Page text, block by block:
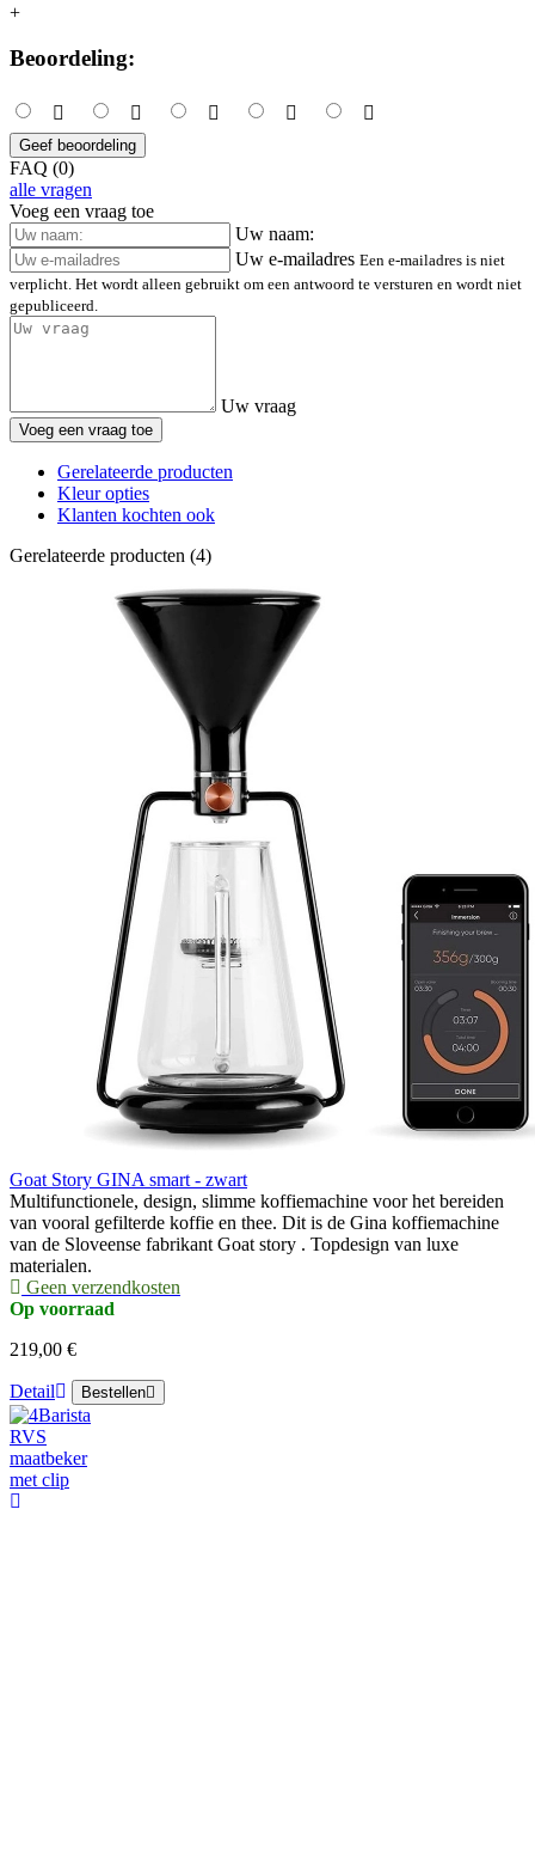
+
Beoordeling:
Geef beoordeling
FAQ (0)
alle vragen
Voeg een vraag toe
Uw naam:
Uw e-mailadres Een e-mailadres is niet
verplicht. Het wordt alleen gebruikt om een antwoord te versturen en wordt niet
gepubliceerd.
Uw vraag
Voeg een vraag toe
Gerelateerde producten
Kleur opties
Klanten kochten ook
Gerelateerde producten (4)
Goat Story GINA smart - zwart
Multifunctionele, design, slimme koffiemachine voor het bereiden
van vooral gefilterde koffie en thee. Dit is de Gina koffiemachine
van de Sloveense fabrikant Goat story . Topdesign van luxe
materialen.
Geen verzendkosten
Op voorraad
219,00 €
Detail Bestellen